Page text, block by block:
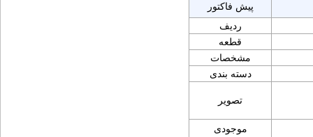
پیش فاکتور
ردیف
قطعه
مشخصات
دسته بندی
تصویر
موجودی